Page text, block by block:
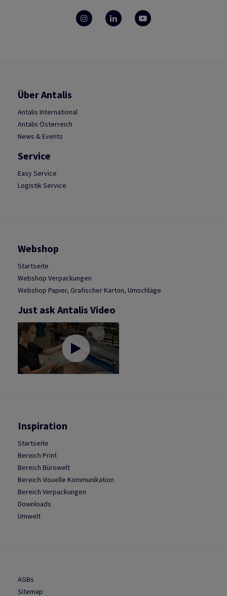
Über Antalis
Antalis International
Antalis Österreich
News & Events
Service
Easy Service
Logistik Service
Webshop
Startseite
Webshop Verpackungen
Webshop Papier, Grafischer Karton, Umschläge
Just ask Antalis Video
Inspiration
Startseite
Bereich Print
Bereich Bürowelt
Bereich Visuelle Kommunikation
Bereich Verpackungen
Downloads
Umwelt
AGBs
Sitemap